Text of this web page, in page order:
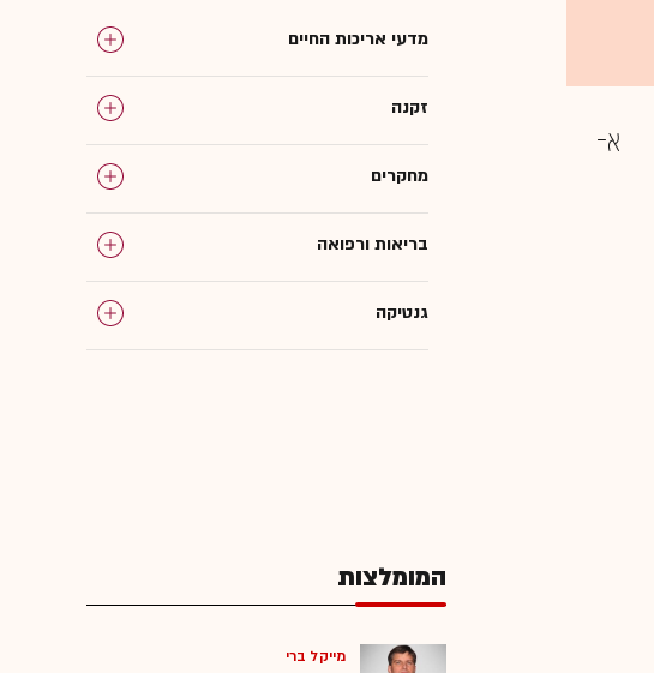
מדעי אריכות החיים
זקנה
מחקרים
בריאות ורפואה
גנטיקה
המומלצות
מייקל ברי